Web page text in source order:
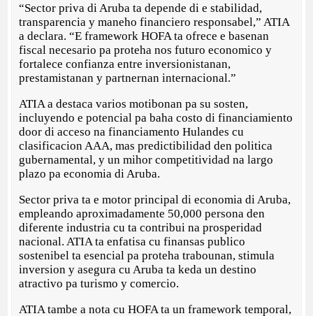
“Sector priva di Aruba ta depende di e stabilidad,
transparencia y maneho financiero responsabel,” ATIA
a declara. “E framework HOFA ta ofrece e basenan
fiscal necesario pa proteha nos futuro economico y
fortalece confianza entre inversionistanan,
prestamistanan y partnernan internacional.”
ATIA a destaca varios motibonan pa su sosten,
incluyendo e potencial pa baha costo di financiamiento
door di acceso na financiamento Hulandes cu
clasificacion AAA, mas predictibilidad den politica
gubernamental, y un mihor competitividad na largo
plazo pa economia di Aruba.
Sector priva ta e motor principal di economia di Aruba,
empleando aproximadamente 50,000 persona den
diferente industria cu ta contribui na prosperidad
nacional. ATIA ta enfatisa cu finansas publico
sostenibel ta esencial pa proteha trabounan, stimula
inversion y asegura cu Aruba ta keda un destino
atractivo pa turismo y comercio.
ATIA tambe a nota cu HOFA ta un framework temporal,